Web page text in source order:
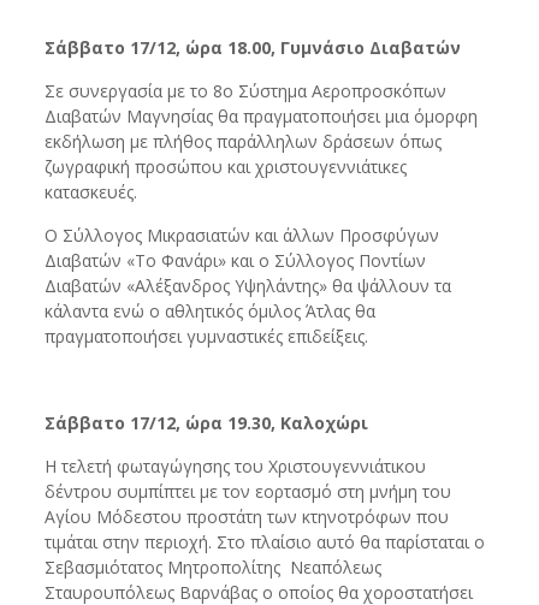
Σάββατο 17/12, ώρα 18.00, Γυμνάσιο Διαβατών
Σε συνεργασία με το 8ο Σύστημα Αεροπροσκόπων
Διαβατών Μαγνησίας θα πραγματοποιήσει μια όμορφη
εκδήλωση με πλήθος παράλληλων δράσεων όπως
ζωγραφική προσώπου και χριστουγεννιάτικες
κατασκευές.
Ο Σύλλογος Μικρασιατών και άλλων Προσφύγων
Διαβατών «Το Φανάρι» και ο Σύλλογος Ποντίων
Διαβατών «Αλέξανδρος Υψηλάντης» θα ψάλλουν τα
κάλαντα ενώ ο αθλητικός όμιλος Άτλας θα
πραγματοποιήσει γυμναστικές επιδείξεις.
Σάββατο 17/12, ώρα 19.30, Καλοχώρι
Η τελετή φωταγώγησης του Χριστουγεννιάτικου
δέντρου συμπίπτει με τον εορτασμό στη μνήμη του
Αγίου Μόδεστου προστάτη των κτηνοτρόφων που
τιμάται στην περιοχή. Στο πλαίσιο αυτό θα παρίσταται ο
Σεβασμιότατος Μητροπολίτης Νεαπόλεως
Σταυρουπόλεως Βαρνάβας ο οποίος θα χοροστατήσει